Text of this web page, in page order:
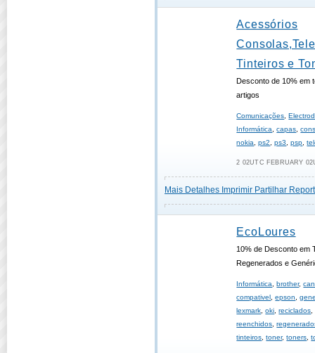
Acessórios
Tinteiros e
Desconto de 10% em
artigos
Comunicações ,
Informática
,capas ,
nokia
,ps2 ,ps3 ,psp ,
2 02UTC FEBRUARY
Mais Detalhes Imprimir Partilhar
EcoLoures
10% de Desconto em
Regenerados e
Informática ,brother,
compativel ,epson ,
lexmark ,oki ,reciclados
reenchidos ,
tinteiros ,toner,toners ,